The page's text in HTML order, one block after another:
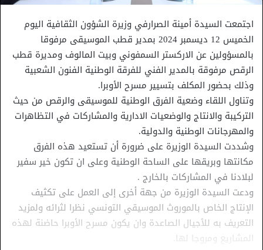
اجتمعت السيدة أمينة الصرارفي وزيرة الشؤون الثقافية اليوم
الخميس 12 ديسمبر 2024 بمدير قطب الموسيقى مرفوقا
بالمسؤولين عن الاركستر السمفوني وبيت المالوف ومديرة قطب
الرقص مرفوقة بالمدير الفني للفرقة الوطنية الفنون الشعبية
وذلك بحضور المكلف بتسيير مسرح الأوبرا.
وتناول اللقاء وضعية الفرق الوطنية للموسيقى والرقص من حيث
التركيبة والانتاج والوضعيات الادارية والمشاركات في التظاهرات
والمهرجانات الوطنية والدولية.
وشددت السيدة الوزيرة على ضرورة أن تستعيد هذه الفرق
مكانتها وبريقها على الساحة الوطنية وعلى ان تكون خير سفير
لبلادنا في المشاركات بالخارج .
ودعت السيدة الوزيرة من جهة أخرى إلى العمل على تكثيف
الإنتاج الخاص بالموروث الموسيقي التونسي نظرا لثرائه ولمزيد
التعريف به للأجيال الصاعدة وان يكون مسرح الأوبرا حاضنة لهذه
المشاريع ومروجا لها.